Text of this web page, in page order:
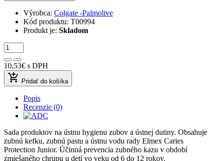
Výrobca: Colgate -Palmolive
Kód produktu: T00994
Produkt je: Skladom
10,53€ s DPH
add_shopping_cart Pridať do košíka
Popis
Recenzie (0)
Sada produktov na ústnu hygienu zubov a ústnej dutiny. Obsahuje
zubnú kefku, zubnú pastu a ústnu vodu rady Elmex Caries
Protection Junior. Účinná prevencia zubného kazu v období
zmiešaného chrupu u detí vo veku od 6 do 12 rokov.